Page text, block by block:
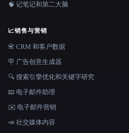
🧠 记笔记和第二大脑
📈销售与营销
📇 CRM 和客户数据
🪧 广告创意生成器
🔍 搜索引擎优化和关键字研究
📧 电子邮件助理
✉️ 电子邮件营销
📣 社交媒体内容